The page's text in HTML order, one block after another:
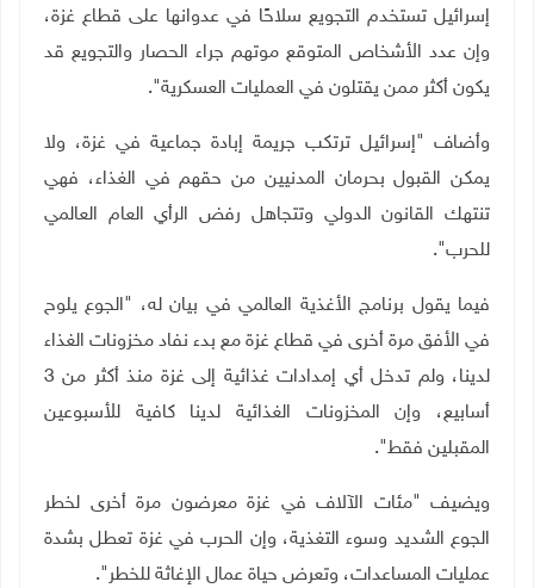
إسرائيل تستخدم التجويع سلاحًا في عدوانها على قطاع غزة،
وإن عدد الأشخاص المتوقع موتهم جراء الحصار والتجويع قد
يكون أكثر ممن يقتلون في العمليات العسكرية".
وأضاف "إسرائيل ترتكب جريمة إبادة جماعية في غزة، ولا
يمكن القبول بحرمان المدنيين من حقهم في الغذاء، فهي
تنتهك القانون الدولي وتتجاهل رفض الرأي العام العالمي
للحرب".
فيما يقول برنامج الأغذية العالمي في بيان له، "الجوع يلوح
في الأفق مرة أخرى في قطاع غزة مع بدء نفاد مخزونات الغذاء
لدينا، ولم تدخل أي إمدادات غذائية إلى غزة منذ أكثر من 3
أسابيع، وإن المخزونات الغذائية لدينا كافية للأسبوعين
المقبلين فقط".
ويضيف "مئات الآلاف في غزة معرضون مرة أخرى لخطر
الجوع الشديد وسوء التغذية، وإن الحرب في غزة تعطل بشدة
عمليات المساعدات، وتعرض حياة عمال الإغاثة للخطر".